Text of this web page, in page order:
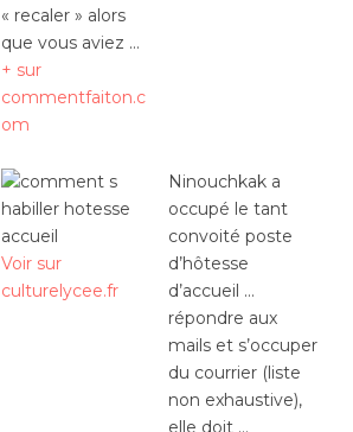
« recaler » alors
que vous aviez …
+ sur
commentfaiton.c
om
Voir sur
culturelycee.fr
Ninouchkak a
occupé le tant
convoité poste
d’hôtesse
d’accueil …
répondre aux
mails et s’occuper
du courrier (liste
non exhaustive),
elle doit …